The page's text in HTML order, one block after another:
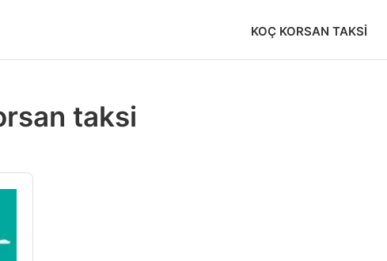
KOÇ KORSAN TAKSI
taksi